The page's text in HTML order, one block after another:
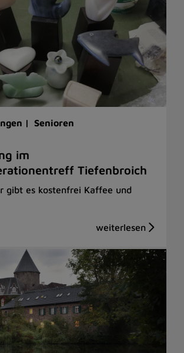
| Senioren
im
Tiefenbroich
gibt es kostenfrei Kaffee und